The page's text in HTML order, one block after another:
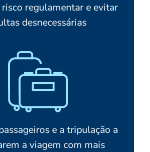
regulamentar e evitar
desnecessárias
e a tripulação a
a viagem com mais